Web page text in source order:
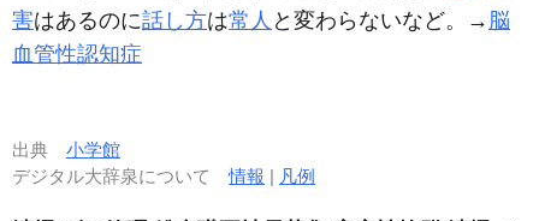
害はあるのに話し方は常人 と変わらないなど。→ 脳
血管性認知症
出典 小学館
デジタル大辞泉について情報 | 凡例